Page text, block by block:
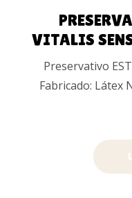
VITALIS
Preservativo
Fabricado: Látex